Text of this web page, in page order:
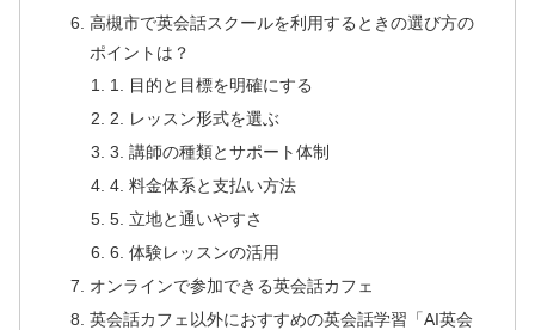
高槻市で英会話スクールを利用するときの選び方の
ポイントは？
1. 目的と目標を明確にする
2. レッスン形式を選ぶ
3. 講師の種類とサポート体制
4. 料金体系と支払い方法
5. 立地と通いやすさ
6. 体験レッスンの活用
オンラインで参加できる英会話カフェ
英会話カフェ以外におすすめの英会話学習「AI英会